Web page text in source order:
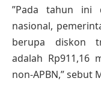
”Pada tahun ini
nasional,
berupa diskon
adalah Rp911,16
non-APBN,” sebut